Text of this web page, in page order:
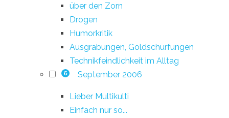
über den Zorn
Drogen
Humorkritik
Ausgrabungen, Goldschürfungen
Technikfeindlichkeit im Alltag
6 September 2006
Lieber Multikulti
Einfach nur so...